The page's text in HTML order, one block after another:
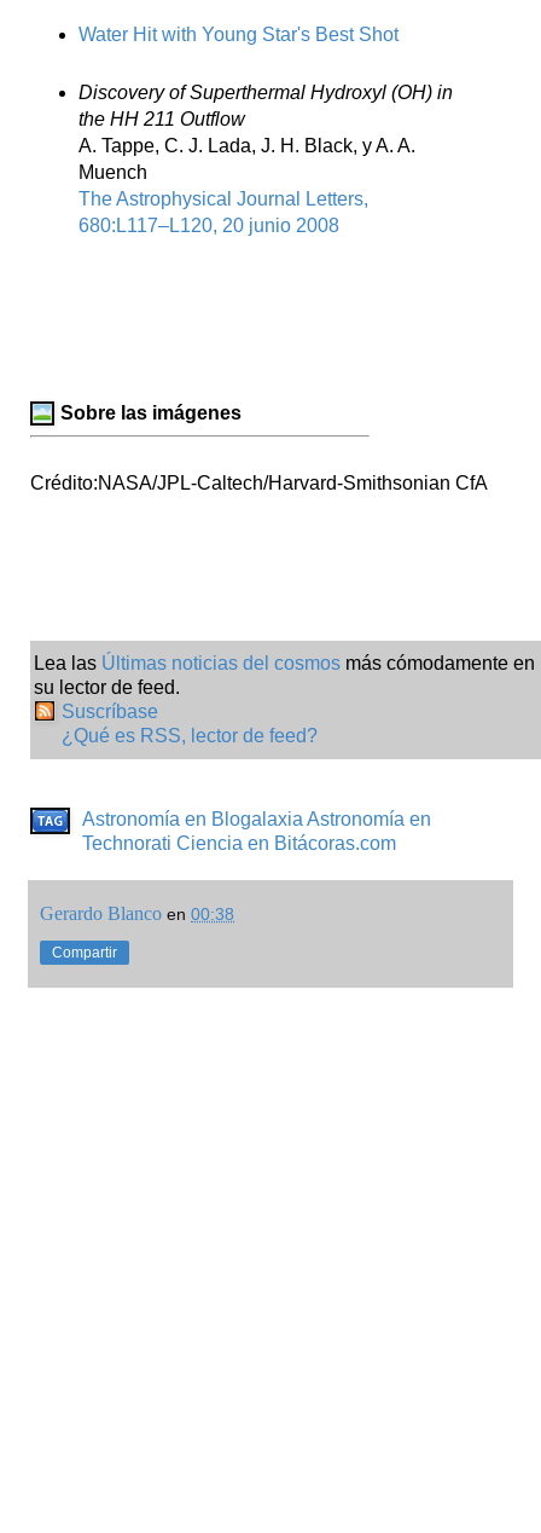
Water Hit with Young Star's Best Shot
Discovery of Superthermal Hydroxyl (OH) in
the HH 211 Outflow
A. Tappe, C. J. Lada, J. H. Black, y A. A.
Muench
The Astrophysical Journal Letters,
680:L117–L120, 20 junio 2008
Sobre las imágenes
Crédito:NASA/JPL-Caltech/Harvard-Smithsonian CfA
Lea las Últimas noticias del cosmos más cómodamente en
su lector de feed.
Suscríbase
¿Qué es RSS, lector de feed?
Astronomía en Blogalaxia Astronomía en
Technorati Ciencia en Bitácoras.com
Gerardo Blanco en 00:38
Compartir